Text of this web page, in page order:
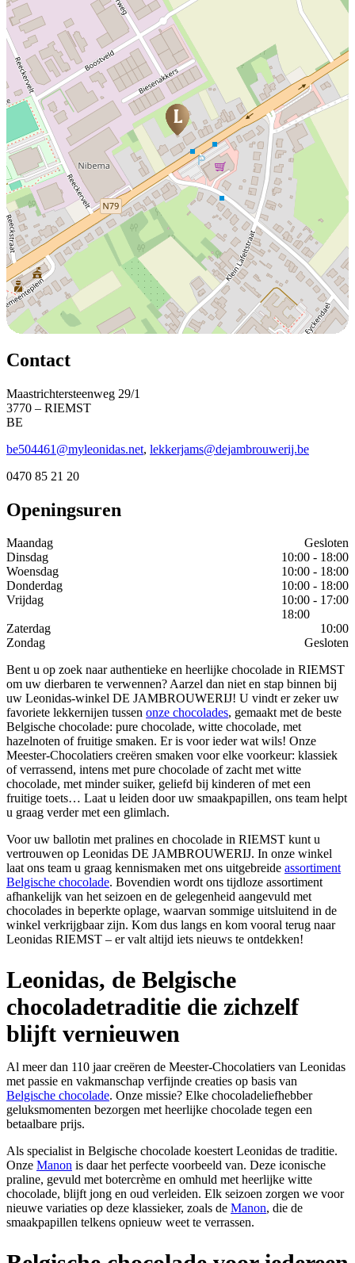
Contact
Maastrichtersteenweg 29/1
3770 – RIEMST
BE
be504461@myleonidas.net, lekkerjams@dejambrouwerij.be
0470 85 21 20
Openingsuren
Maandag
Gesloten
Dinsdag
10:00 - 18:00
Woensdag
10:00 - 18:00
Donderdag
10:00 - 18:00
Vrijdag
10:00 - 17:00
18:00
Zaterdag
10:00
Zondag
Gesloten
Bent u op zoek naar authentieke en heerlijke chocolade in RIEMST
om uw dierbaren te verwennen? Aarzel dan niet en stap binnen bij
uw Leonidas-winkel DE JAMBROUWERIJ! U vindt er zeker uw
favoriete lekkernijen tussen onze chocolades, gemaakt met de beste
Belgische chocolade: pure chocolade, witte chocolade, met
hazelnoten of fruitige smaken. Er is voor ieder wat wils! Onze
Meester-Chocolatiers creëren smaken voor elke voorkeur: klassiek
of verrassend, intens met pure chocolade of zacht met witte
chocolade, met minder suiker, geliefd bij kinderen of met een
fruitige toets… Laat u leiden door uw smaakpapillen, ons team helpt
u graag verder met een glimlach.
Voor uw ballotin met pralines en chocolade in RIEMST kunt u
vertrouwen op Leonidas DE JAMBROUWERIJ. In onze winkel
laat ons team u graag kennismaken met ons uitgebreide assortiment
Belgische chocolade. Bovendien wordt ons tijdloze assortiment
afhankelijk van het seizoen en de gelegenheid aangevuld met
chocolades in beperkte oplage, waarvan sommige uitsluitend in de
winkel verkrijgbaar zijn. Kom dus langs en kom vooral terug naar
Leonidas RIEMST – er valt altijd iets nieuws te ontdekken!
Leonidas, de Belgische
chocoladetraditie die zichzelf
blijft vernieuwen
Al meer dan 110 jaar creëren de Meester-Chocolatiers van Leonidas
met passie en vakmanschap verfijnde creaties op basis van
Belgische chocolade. Onze missie? Elke chocoladeliefhebber
geluksmomenten bezorgen met heerlijke chocolade tegen een
betaalbare prijs.
Als specialist in Belgische chocolade koestert Leonidas de traditie.
Onze Manon is daar het perfecte voorbeeld van. Deze iconische
praline, gevuld met botercrème en omhuld met heerlijke witte
chocolade, blijft jong en oud verleiden. Elk seizoen zorgen we voor
nieuwe variaties op deze klassieker, zoals de Manon, die de
smaakpapillen telkens opnieuw weet te verrassen.